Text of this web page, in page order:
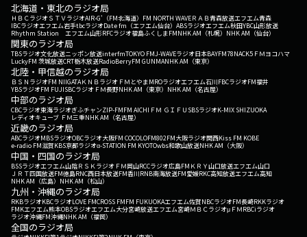
北海道・東北のラジオ局
ＨＢＣラジオＳＴＶラジオAIR-G'（FM北海道） FM NORTH WAVEＲＡＢ青森放送エフエム青森
IBCラジオエフエム岩手tbcラジオDate fm（エフエム仙台） ABSラジオエフエム秋田YBC山形放送
Rhythm Station エフエム山形RFCラジオ福島ふくしまFMNHK AM（札幌） NHK AM（仙台）
関東のラジオ局
TBSラジオ文化放送ニッポン放送interfmTOKYO FMJ-WAVEラジオ日本BAYFM78NACK5 ＦＭヨコハマ
LuckyFM 茨城放送CRT栃木放送RadioBerryFM GUNMANHK AM（東京）
北陸・甲信越のラジオ局
ＢＳＮラジオFM NIIGATAＫＮＢラジオ ＦＭとやまMROラジオエフエム石川FBCラジオFM福井
YBSラジオFM FUJISBCラジオ ＦＭ長野NHK AM（東京） NHK AM（名古屋）
中部のラジオ局
CBCラジオ東海ラジオぎふチャンZIP-FMFM AICHI ＦＭ ＧＩＦＵ SBSラジオK-MIX SHIZUOKA
レディオキューブ ＦＭ三重NHK AM（名古屋）
近畿のラジオ局
ABCラジオMBSラジオOBCラジオ大阪FM COCOLOFM802FM大阪ラジオ関西Kiss FM KOBE
e-radio FM滋賀KBS京都ラジオα-STATION FM KYOTOwbs和歌山放送NHK AM（大阪）
中国・四国のラジオ局
BSSラジオエフエム山陰ＲＳＫラジオ ＦＭ岡山RCCラジオ広島FM ＫＲＹ山口放送エフエム山口
ＪＲＴ四国放送FM徳島RNC西日本放送FM香川RNB南海放送FM愛媛RKC高知放送エフエム高知
NHK AM（広島） NHK AM（松山）
九州・沖縄のラジオ局
RKBラジオKBCラジオLOVE FMCROSS FMFM FUKUOKAエフエム佐賀NBCラジオFM長崎RKKラジオ
FMKエフエム熊本OBSラジオエフエム大分宮崎放送エフエム宮崎ＭＢＣラジオμＦＭRBCiラジオ
ラジオ沖縄FM沖縄NHK AM（福岡）
全国のラジオ局